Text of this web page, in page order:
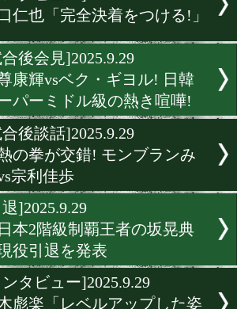
[前日計量]2025.9.30
池側純と細川兼伸がSバン
級挑戦権を懸けて激突!
[インタビュー]2025.9.30
山口仁也「完全決着をつけ
[試合後会見]2025.9.29
帝尊康輝vsベク・ギヨル!
スーパーミドル級の熱き喧
[試合後談話]2025.9.29